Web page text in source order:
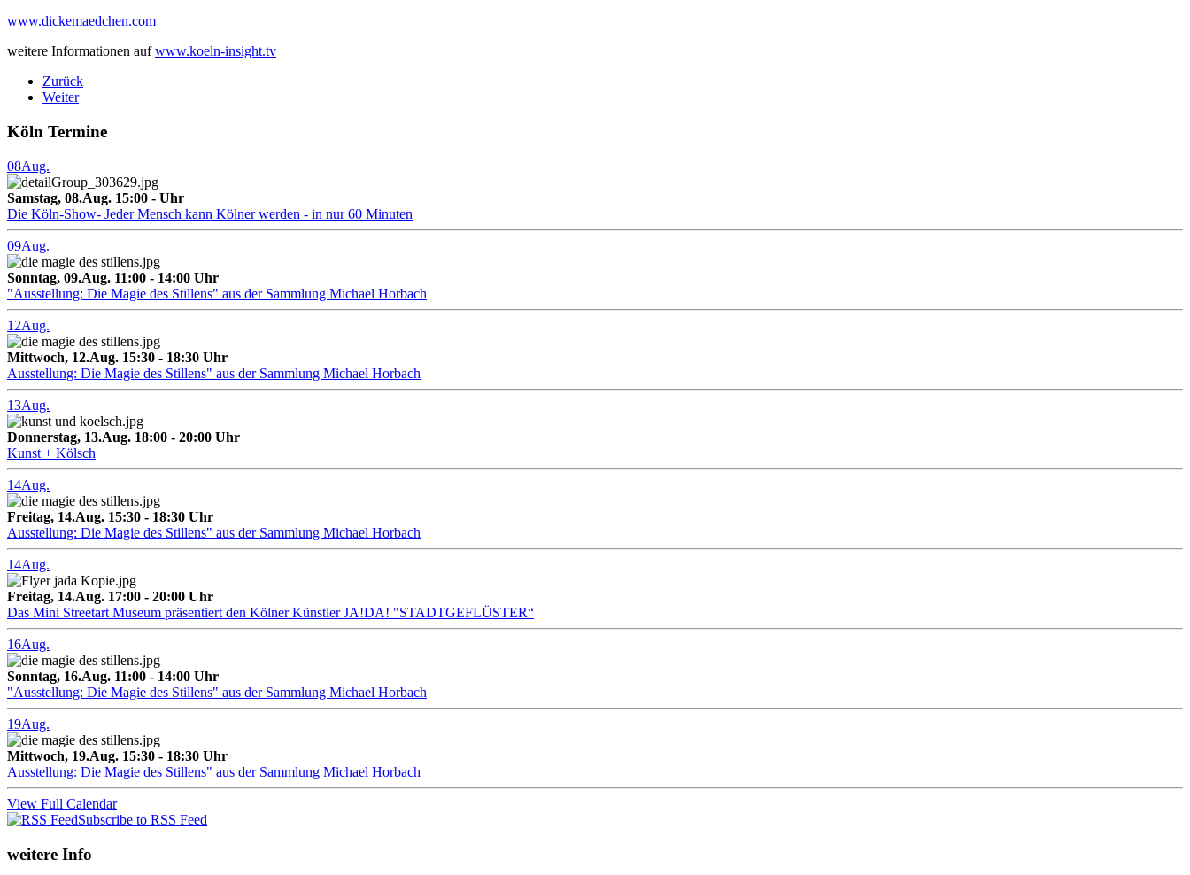
www.dickemaedchen.com
weitere Informationen aufwww.koeln-insight.tv
Zurück
Weiter
Köln Termine
08Aug.
Samstag, 08.Aug. 15:00 - Uhr
Die Köln-Show- Jeder Mensch kann Kölner werden - in nur 60 Minuten
09Aug.
Sonntag, 09.Aug. 11:00 - 14:00 Uhr
"Ausstellung: Die Magie des Stillens" aus der Sammlung Michael Horbach
12Aug.
Mittwoch, 12.Aug. 15:30 - 18:30 Uhr
Ausstellung: Die Magie des Stillens" aus der Sammlung Michael Horbach
13Aug.
Donnerstag, 13.Aug. 18:00 - 20:00 Uhr
Kunst + Kölsch
14Aug.
Freitag, 14.Aug. 15:30 - 18:30 Uhr
Ausstellung: Die Magie des Stillens" aus der Sammlung Michael Horbach
14Aug.
Freitag, 14.Aug. 17:00 - 20:00 Uhr
Das Mini Streetart Museum präsentiert den Kölner Künstler JA!DA! "STADTGEFLÜSTER“
16Aug.
Sonntag, 16.Aug. 11:00 - 14:00 Uhr
"Ausstellung: Die Magie des Stillens" aus der Sammlung Michael Horbach
19Aug.
Mittwoch, 19.Aug. 15:30 - 18:30 Uhr
Ausstellung: Die Magie des Stillens" aus der Sammlung Michael Horbach
View Full Calendar
Subscribe to RSS Feed
weitere Info